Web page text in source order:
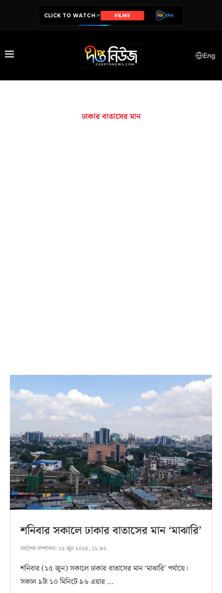
CLICK TO WATCH FILMS
Eng
ঢাকার বাতাসের মান
শনিবার সকালে ঢাকার বাতাসের মান ‘মাঝারি’
সর্বশেষ সম্পাদনা: ১৫ জুন ২০২৪, ১১:৪৫
শনিবার (১৫ জুন) সকালে ঢাকার বাতাসের মান ‘মাঝারি’ পর্যায়ে।
সকাল ৯টা ১০ মিনিটে ৯৬ এয়ার …